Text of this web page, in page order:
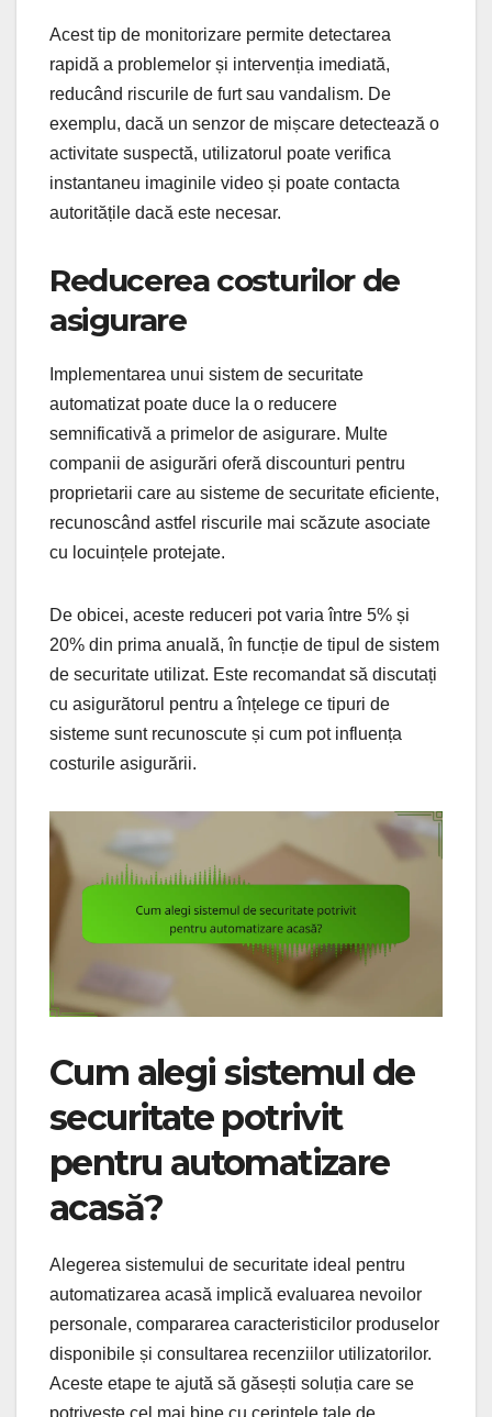
Acest tip de monitorizare permite detectarea
rapidă a problemelor și intervenția imediată,
reducând riscurile de furt sau vandalism. De
exemplu, dacă un senzor de mișcare detectează o
activitate suspectă, utilizatorul poate verifica
instantaneu imaginile video și poate contacta
autoritățile dacă este necesar.
Reducerea costurilor de
asigurare
Implementarea unui sistem de securitate
automatizat poate duce la o reducere
semnificativă a primelor de asigurare. Multe
companii de asigurări oferă discounturi pentru
proprietarii care au sisteme de securitate eficiente,
recunoscând astfel riscurile mai scăzute asociate
cu locuințele protejate.
De obicei, aceste reduceri pot varia între 5% și
20% din prima anuală, în funcție de tipul de sistem
de securitate utilizat. Este recomandat să discutați
cu asigurătorul pentru a înțelege ce tipuri de
sisteme sunt recunoscute și cum pot influența
costurile asigurării.
Cum alegi sistemul de
securitate potrivit
pentru automatizare
acasă?
Alegerea sistemului de securitate ideal pentru
automatizarea acasă implică evaluarea nevoilor
personale, compararea caracteristicilor produselor
disponibile și consultarea recenziilor utilizatorilor.
Aceste etape te ajută să găsești soluția care se